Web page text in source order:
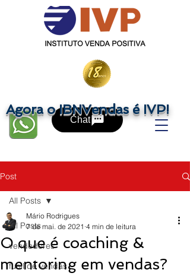
Chat
Agora o IBNVendas é IVP!
Post
All Posts
vendedores
funil de vendas
All Posts
O que é coaching &
mentoring em vendas?
Mário Rodrigues
7 de mai. de 2021 4 min de leitura